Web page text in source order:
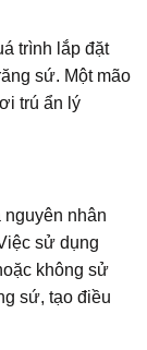
trình lắp đặt
sứ. Một mão
trú ẩn lý
nguyên nhân
sử dụng
không sử
sứ, tạo điều